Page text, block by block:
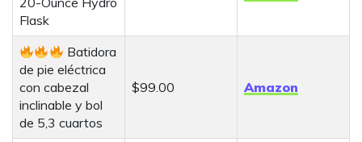
Flask
Batidora
de pie eléctrica
con cabezal
inclinable y bol
de 5,3 cuartos
$99.00 Amazon